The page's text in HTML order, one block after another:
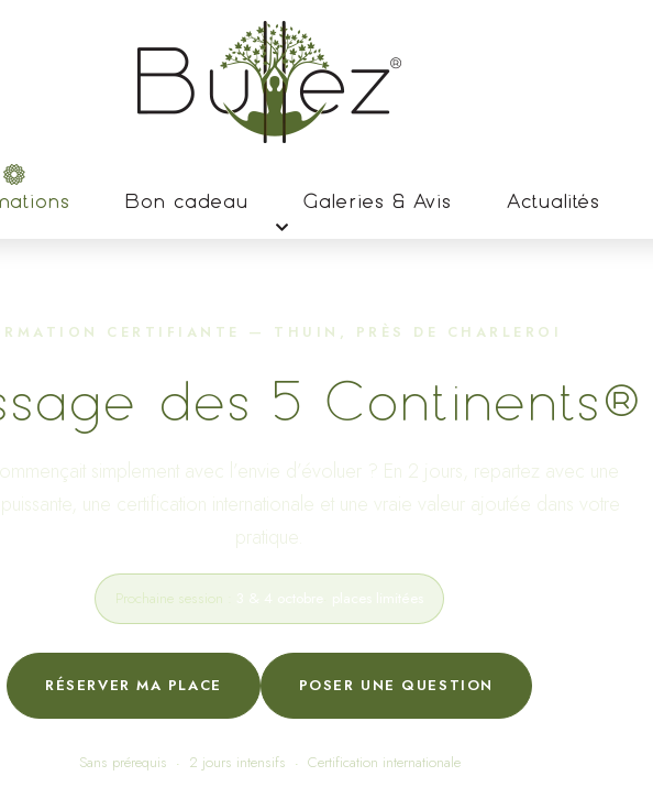
Bon cadeau Galeries & Avis Actualités
CERTIFIANTE — THUIN, PRÈS DE CHARLEROI
des 5 Continents®
simplement avec l’envie d’évoluer ? En 2 jours, repartez avec une
une certification internationale et une vraie valeur ajoutée dans votre
pratique.
Prochaine session :
RÉSERVER MA PLACE POSER UNE QUESTION
Sans prérequis · 2 jours intensifs · Certification internationale